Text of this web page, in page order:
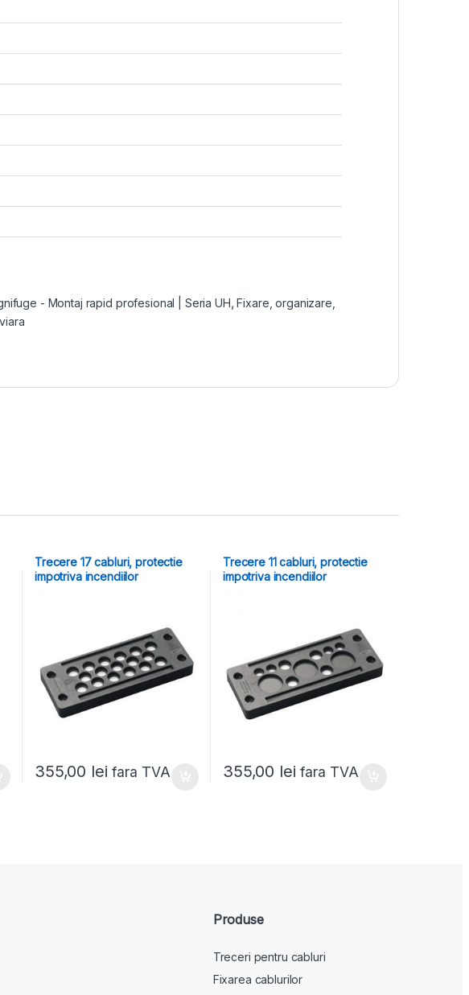
- Montaj rapid profesional | Seria UH,Fixare, organizare,
Trecere 17 cabluri, protectie
impotriva incendiilor
355,00 lei fara TVA
Trecere 11 cabluri, protectie
impotriva incendiilor
355,00 lei fara TVA
Produse
Treceri pentru cabluri
Fixarea cablurilor